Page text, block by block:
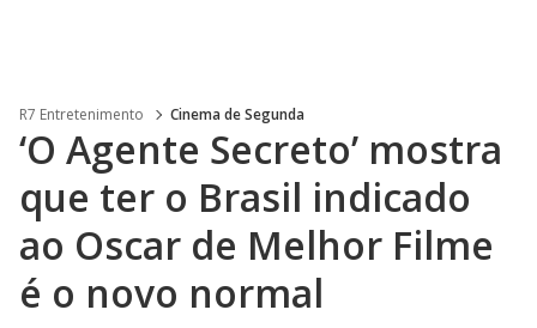
R7 Entretenimento Cinema de Segunda
‘O Agente Secreto’ mostra
que ter o Brasil indicado
ao Oscar de Melhor Filme
é o novo normal